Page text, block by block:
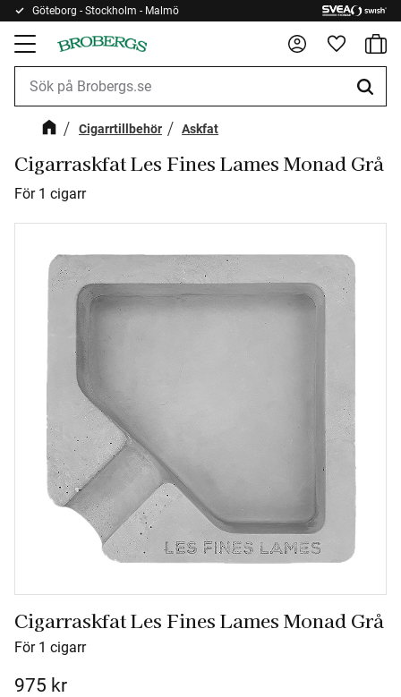
Meny
Göteborg - Stockholm - Malmö
Cigarrtillbehör Askfat
Cigarraskfat Les Fines Lames Monad Grå
För 1 cigarr
Cigarraskfat Les Fines Lames Monad Grå
För 1 cigarr
975 kr